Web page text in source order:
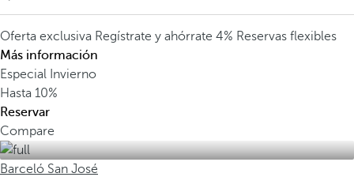
Oferta exclusiva Regístrate y ahórrate 4% Reservas flexibles
Más información
Especial Invierno
Hasta 10%
Reservar
Compare
Barceló San José